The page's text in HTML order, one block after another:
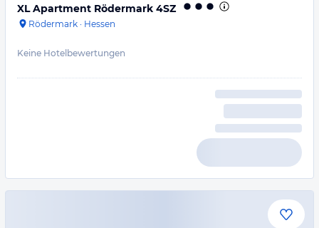
XL Apartment Rödermark 4SZ
Rödermark · Hessen
Keine Hotelbewertungen